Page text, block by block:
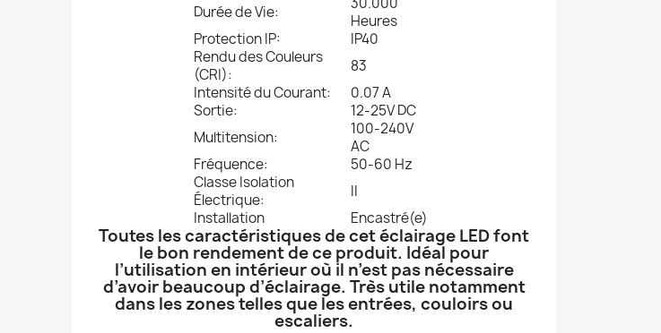
Durée de Vie:
Heures
Protection IP:
IP40
Rendu des Couleurs
(CRI):
83
Intensité du Courant:
0.07 A
Sortie:
12-25V DC
Multitension:
100-240V
AC
Fréquence:
50-60 Hz
Classe Isolation
Électrique:
II
Installation
Encastré(e)
Toutes les caractéristiques de cet éclairage LED font
le bon rendement de ce produit. Idéal pour
l’utilisation en intérieur où il n’est pas nécessaire
d’avoir beaucoup d’éclairage. Très utile notamment
dans les zones telles que les entrées, couloirs ou
escaliers.